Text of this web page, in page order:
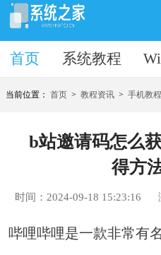
首页 系统教程
首页
当前位置：首页 >教程资讯 >手机教程
b站邀请码怎么
得方
时间：2024-09-18 15:23:16
哔哩哔哩是一款非常有